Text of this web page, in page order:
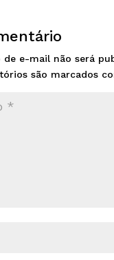
de e-mail não será
são marcados